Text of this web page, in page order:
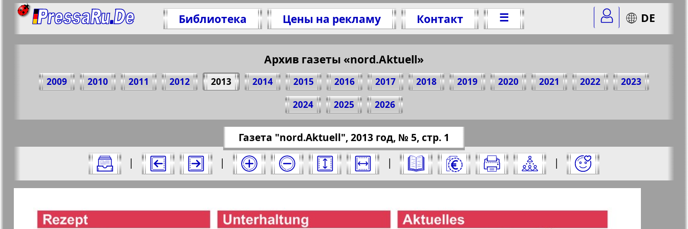
Библиотека Цены на рекламу Контакт ☰ DE
Архив газеты «nord.Aktuell»
2009 2010 2011 2012 2013 2014 2015 2016 2017 2018 2019 2020 2021 2022
2023
2024
2025 2026
Все номера газеты "nord.Aktuell" за 2013 год. Выберите номер и нажмите на него:
Газета "nord.Aktuell", 2013 год, № 5, стр. 1
|
| | |
Страницы газеты "nord.Aktuell". Номер: 5, 2013 год. Выберите страницу и нажмите на нее:
Поделитесь 1 стр. газеты "nord.Aktuell", № 5, 2013 г.
(Нажмите, чтобы скопировать ссылку)
https://pressaru.eu/?pub=nord-aktuell&god=2013&nomer=5&str=1
Актуальные газеты и журналы